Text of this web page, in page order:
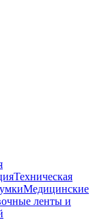
Техническая
Медицинские
ленты и